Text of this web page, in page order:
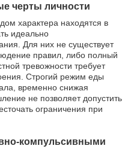
черты личности
характера находятся в
идеально
Для них не существует
правил, либо полный
тревожности требует
Строгий режим еды
временно снижая
не позволяет допустить
ограничения при
компульсивными